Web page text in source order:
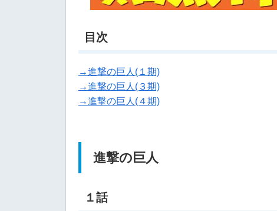
目次
→進撃の巨人(１期)
→進撃の巨人(３期)
→進撃の巨人(４期)
進撃の巨人
１話